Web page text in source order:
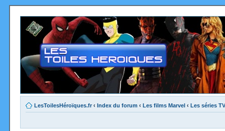
LesToilesHéroïques.fr ‹ Index du forum ‹ Les films Marvel ‹ Les séries